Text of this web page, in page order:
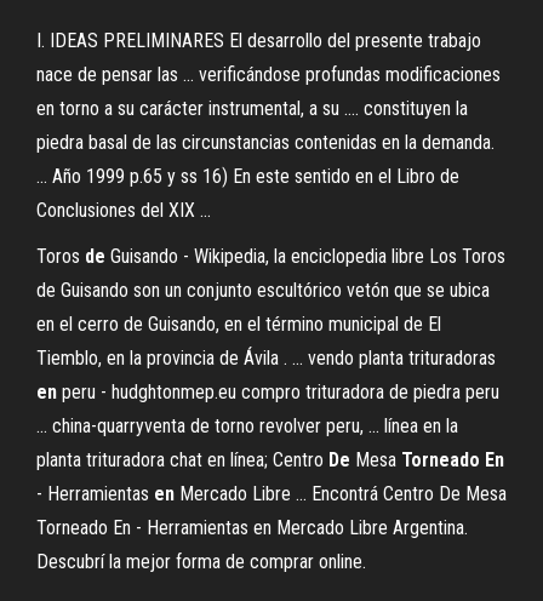
I. IDEAS PRELIMINARES El desarrollo del presente trabajo
nace de pensar las ... verificándose profundas modificaciones
en torno a su carácter instrumental, a su .... constituyen la
piedra basal de las circunstancias contenidas en la demanda.
... Año 1999 p.65 y ss 16) En este sentido en el Libro de
Conclusiones del XIX ...
Toros de Guisando - Wikipedia, la enciclopedia libre Los Toros
de Guisando son un conjunto escultórico vetón que se ubica
en el cerro de Guisando, en el término municipal de El
Tiemblo, en la provincia de Ávila . ... vendo planta trituradoras
en peru - hudghtonmep.eu compro trituradora de piedra peru
... china-quarryventa de torno revolver peru, ... línea en la
planta trituradora chat en línea; Centro De Mesa Torneado En
- Herramientas en Mercado Libre ... Encontrá Centro De Mesa
Torneado En - Herramientas en Mercado Libre Argentina.
Descubrí la mejor forma de comprar online.